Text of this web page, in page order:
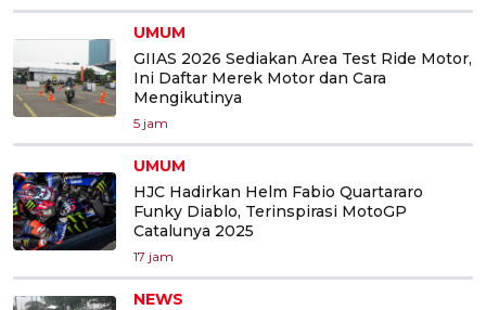
UMUM
GIIAS 2026 Sediakan Area Test Ride Motor,
Ini Daftar Merek Motor dan Cara
Mengikutinya
5 jam
UMUM
HJC Hadirkan Helm Fabio Quartararo
Funky Diablo, Terinspirasi MotoGP
Catalunya 2025
17 jam
NEWS